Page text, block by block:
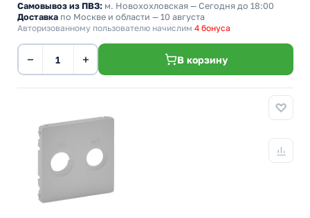
Самовывоз из ПВЗ: м. Новохохловская — Сегодня до 18:00
Доставка по Москве и области — 10 августа
Авторизованному пользователю начислим 4 бонуса
− + В корзину